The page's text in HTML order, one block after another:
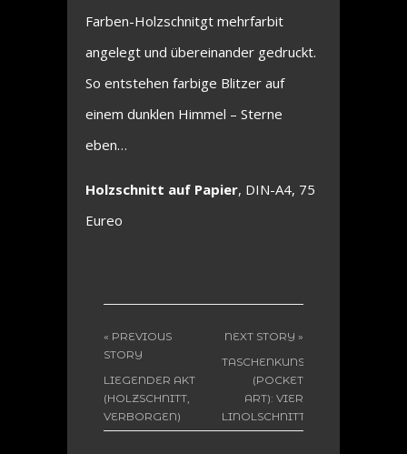
Farben-Holzschnitgt mehrfarbit
angelegt und übereinander gedruckt.
So entstehen farbige Blitzer auf
einem dunklen Himmel – Sterne
eben…
Holzschnitt auf Papier, DIN-A4, 75
Eureo
« PREVIOUS
STORY
LIEGENDER AKT
(HOLZSCHNITT,
VERBORGEN)
NEXT STORY »
TASCHENKUNST
(POCKET
ART): VIER
LINOLSCHNITTE